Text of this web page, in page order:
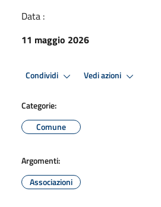
Data :
11 maggio 2026
Condividi Vedi azioni
Categorie:
Comune
Argomenti:
Associazioni